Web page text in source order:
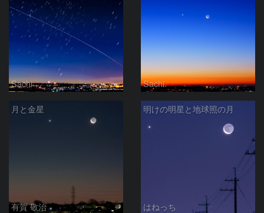
Sachi Sachi
月と金星
有賀 敬治
明けの明星と地球照の月
はねっち